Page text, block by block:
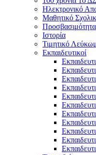
Ηλεκτρονικό
Μαθητικό
Ιστορία
Τιμητικό
Εκπαιδευτικοί